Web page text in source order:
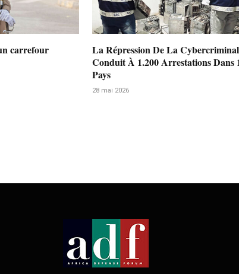
carrefour
La Répression De La
Conduit À 1.200 Arrestations Dans
Pays
28 mai 2026